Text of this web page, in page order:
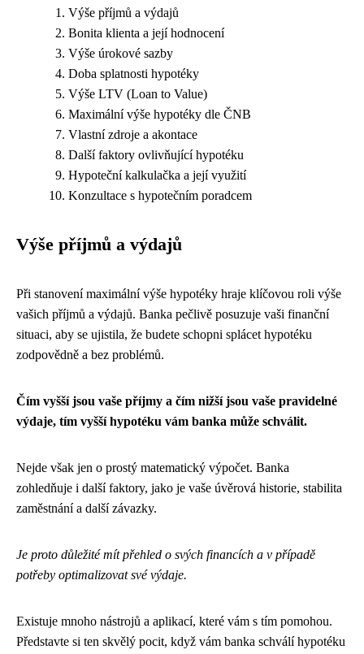
Výše příjmů a výdajů
Bonita klienta a její hodnocení
Výše úrokové sazby
Doba splatnosti hypotéky
Výše LTV (Loan to Value)
Maximální výše hypotéky dle ČNB
Vlastní zdroje a akontace
Další faktory ovlivňující hypotéku
Hypoteční kalkulačka a její využití
Konzultace s hypotečním poradcem
Výše příjmů a výdajů
Při stanovení maximální výše hypotéky hraje klíčovou roli výše
vašich příjmů a výdajů. Banka pečlivě posuzuje vaši finanční
situaci, aby se ujistila, že budete schopni splácet hypotéku
zodpovědně a bez problémů.
Čím vyšší jsou vaše příjmy a čím nižší jsou vaše pravidelné
výdaje, tím vyšší hypotéku vám banka může schválit.
Nejde však jen o prostý matematický výpočet. Banka
zohledňuje i další faktory, jako je vaše úvěrová historie, stabilita
zaměstnání a další závazky.
Je proto důležité mít přehled o svých financích a v případě
potřeby optimalizovat své výdaje.
Existuje mnoho nástrojů a aplikací, které vám s tím pomohou.
Představte si ten skvělý pocit, když vám banka schválí hypotéku